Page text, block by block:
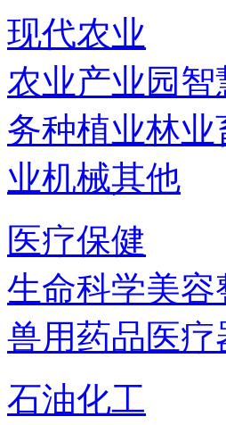
现代农业
农业产业园智
务种植业林业
业机械其他
医疗保健
生命科学美容
兽用药品医疗
石油化工